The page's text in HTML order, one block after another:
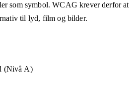
som symbol. WCAG krever derfor at
til lyd, film og bilder.
(Nivå A)